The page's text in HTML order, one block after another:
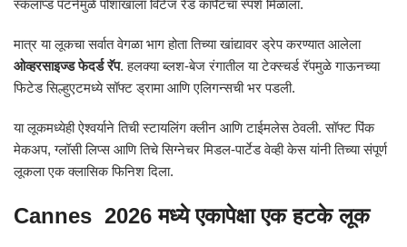
स्कॅलॉप्ड पॅटर्नमुळे पोशाखाला विंटेज रेड कार्पेटचा स्पर्श मिळाला.
मात्र या लूकचा सर्वात वेगळा भाग होता तिच्या खांद्यावर ड्रेप करण्यात आलेला
ओव्हरसाइज्ड फेदर्ड रॅप. हलक्या ब्लश-बेज रंगातील या टेक्स्चर्ड रॅपमुळे गाऊनच्या
फिटेड सिल्हुएटमध्ये सॉफ्ट ड्रामा आणि एलिगन्सची भर पडली.
या लूकमध्येही ऐश्वर्याने तिची स्टायलिंग क्लीन आणि टाईमलेस ठेवली. सॉफ्ट पिंक
मेकअप, ग्लॉसी लिप्स आणि तिचे सिग्नेचर मिडल-पार्टेड वेव्ही केस यांनी तिच्या संपूर्ण
लूकला एक क्लासिक फिनिश दिला.
Cannes 2026 मध्ये एकापेक्षा एक हटके लूक